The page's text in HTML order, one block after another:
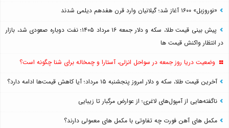
«نوروزبل» ۱۶۰۰ آغاز شد؛ گیلانیان وارد قرن هفدهم دیلمی شدند
پیش بینی قیمت طلا، سکه و دلار جمعه ۱۶ مرداد ۱۴۰۵؛ نفت دوباره صعودی شد، بازار
در انتظار واکنش قیمت ها
وضعیت دریا روز جمعه در سواحل انزلی، آستارا و چمخاله برای شنا چگونه است؟
آخرین قیمت طلا، سکه و دلار امروز پنجشنبه ۱۵ مرداد؛ آیا کاهش قیمت‌ها ادامه دارد؟
ناگفته‌هایی از آمپول‌های لاغری؛ از عوارض مرگبار تا زیبایی
مکمل های آهن فورت چه تفاوتی با مکمل های معمولی دارند؟